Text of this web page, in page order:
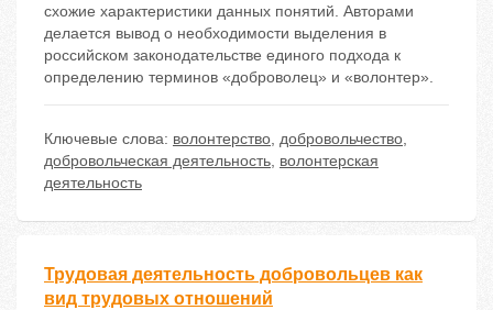
схожие характеристики данных понятий. Авторами
делается вывод о необходимости выделения в
российском законодательстве единого подхода к
определению терминов «доброволец» и «волонтер».
Ключевые слова: волонтерство, добровольчество,
добровольческая деятельность, волонтерская
деятельность
Трудовая деятельность добровольцев как
вид трудовых отношений